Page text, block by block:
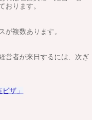
おります。
が複数あります。
営者が来日するには、次ぎ
ザ」